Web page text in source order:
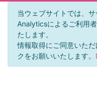
当ウェブサイトでは、
Analyticsによるご利用
たします。
情報取得にご同意いた
クをお願いいたします。